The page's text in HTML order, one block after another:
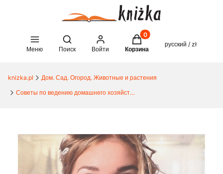
Меню
Open search engine
Поиск Войти
Товары в корзине: 0.
Корзина
русский / zł
knizka.pl
Дом. Сад. Огород. Животные и растения
Советы по ведению домашнего хозяйства